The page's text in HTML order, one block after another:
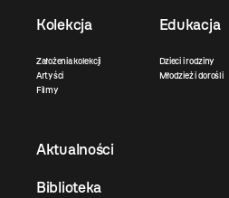
Kolekcja
Założenia kolekcji
Artyści
Filmy
Edukacja
Dzieci i rodziny
Młodzież i dorośli
Aktualności
Biblioteka